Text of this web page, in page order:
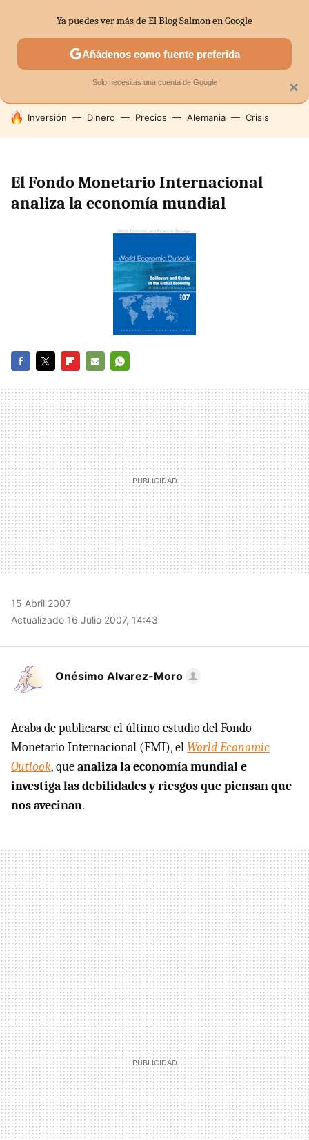
SECTORES ECONOMÍA DOMÉSTICA MERCADOS
HOY SE HABLA DE
Inversión Dinero Precios Alemania Crisis
El Fondo Monetario Internacional
analiza la economía mundial
MAIL
15 Abril 2007
Actualizado 16 Julio 2007, 14:43
Onésimo Alvarez-Moro
Acaba de publicarse el último estudio del Fondo
Monetario Internacional (FMI), el World Economic
Outlook, queanaliza la economía mundial e
investiga las debilidades y riesgos que piensan que
nos avecinan.
×
Ya puedes ver más de El Blog Salmon en Google
Añádenos como fuente preferida
Solo necesitas una cuenta de Google